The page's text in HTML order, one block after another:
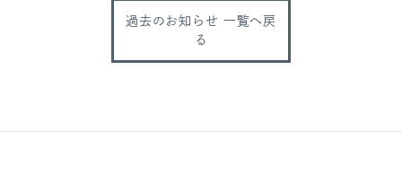
過去のお知らせ 一覧へ戻
る